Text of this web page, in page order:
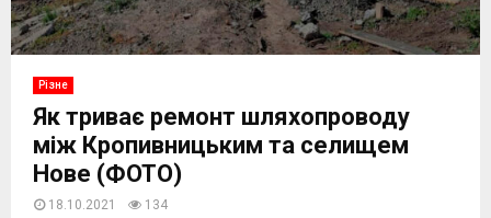
Різне
Як триває ремонт шляхопроводу
між Кропивницьким та селищем
Нове (ФОТО)
18.10.2021 134